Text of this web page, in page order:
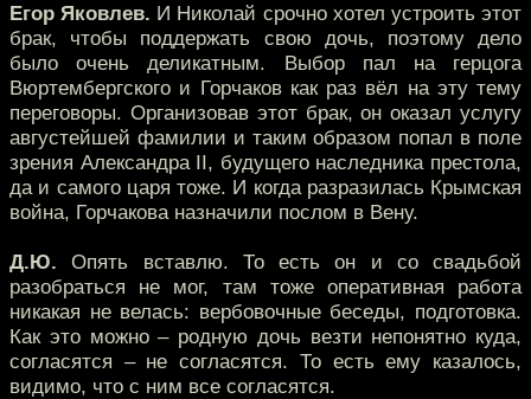
Егор Яковлев. И Николай срочно хотел устроить этот
брак, чтобы поддержать свою дочь, поэтому дело
было очень деликатным. Выбор пал на герцога
Вюртембергского и Горчаков как раз вёл на эту тему
переговоры. Организовав этот брак, он оказал услугу
августейшей фамилии и таким образом попал в поле
зрения Александра II, будущего наследника престола,
да и самого царя тоже. И когда разразилась Крымская
война, Горчакова назначили послом в Вену.
Д.Ю. Опять вставлю. То есть он и со свадьбой
разобраться не мог, там тоже оперативная работа
никакая не велась: вербовочные беседы, подготовка.
Как это можно – родную дочь везти непонятно куда,
согласятся – не согласятся. То есть ему казалось,
видимо, что с ним все согласятся.